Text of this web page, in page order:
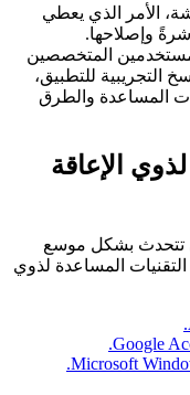
الأمر الذي يعطي
وإصلاحها.
المتخصصين
للتطبيق،
المساعدة والطرق
الإعاقة
بشكل موسع
المساعدة لذوي
Google
Microsoft